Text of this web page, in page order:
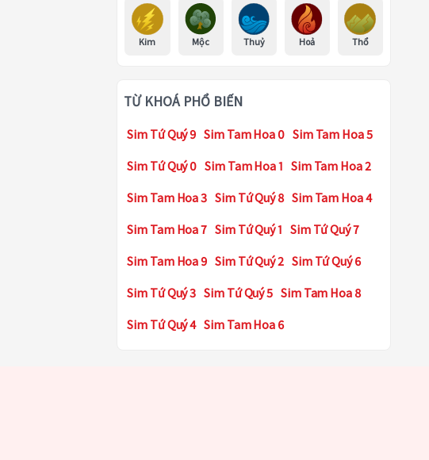
Kim Mộc Thuỷ Hoả Thổ
TỪ KHOÁ PHỔ BIẾN
Sim Tứ Quý 9 Sim Tam Hoa 0 Sim Tam Hoa 5
Sim Tứ Quý 0 Sim Tam Hoa 1 Sim Tam Hoa 2
Sim Tam Hoa 3 Sim Tứ Quý 8 Sim Tam Hoa 4
Sim Tam Hoa 7 Sim Tứ Quý 1 Sim Tứ Quý 7
Sim Tam Hoa 9 Sim Tứ Quý 2 Sim Tứ Quý 6
Sim Tứ Quý 3 Sim Tứ Quý 5 Sim Tam Hoa 8
Sim Tứ Quý 4 Sim Tam Hoa 6